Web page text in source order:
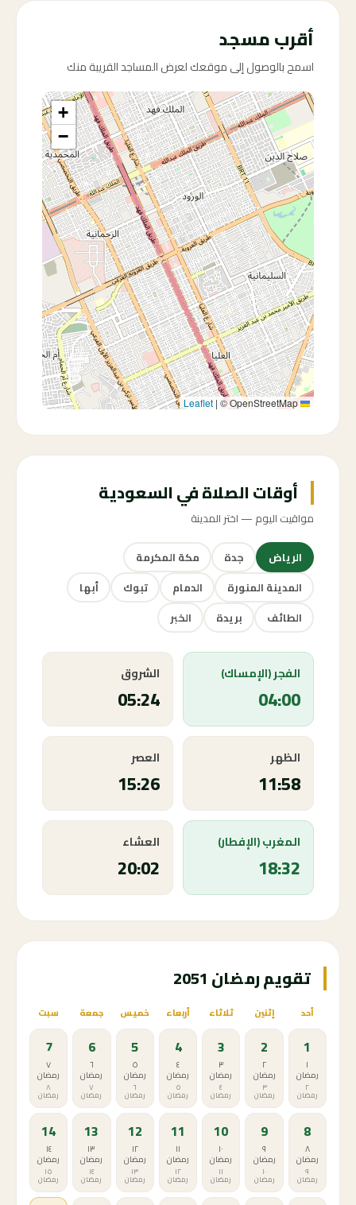
أقرب مسجد
اسمح بالوصول إلى موقعك لعرض المساجد القريبة منك
+
−
Leaflet
| © OpenStreetMap
أوقات الصلاة في السعودية
مواقيت اليوم — اختر المدينة
الرياض جدة
مكة المكرمة
المدينة المنورة
الدمام تبوك
أبها
الطائف
بريدة الخبر
الفجر (الإمساك)
04:00
الشروق
05:24
الظهر
11:58
العصر
15:26
المغرب (الإفطار)
18:32
العشاء
20:02
تقويم رمضان 2051
أحد إثنين ثلاثاء أربعاء خميس جمعة سبت
1
١
رمضان
٢
رمضان
2
٢
رمضان
٣
رمضان
3
٣
رمضان
٤
رمضان
4
٤
رمضان
٥
رمضان
5
٥
رمضان
٦
رمضان
6
٦
رمضان
٧
رمضان
7
٧
رمضان
٨
رمضان
8
٨
رمضان
٩
رمضان
9
٩
رمضان
١٠
رمضان
10
١٠
رمضان
١١
رمضان
11
١١
رمضان
١٢
رمضان
12
١٢
رمضان
١٣
رمضان
13
١٣
رمضان
١٤
رمضان
14
١٤
رمضان
١٥
رمضان